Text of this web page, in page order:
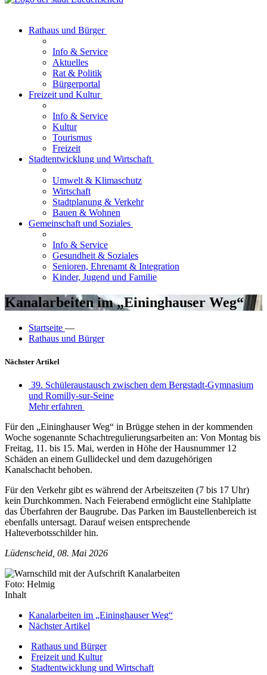
Rathaus und Bürger
Info & Service
Aktuelles
Rat & Politik
Bürgerportal
Freizeit und Kultur
Info & Service
Kultur
Tourismus
Freizeit
Stadtentwicklung und Wirtschaft
Umwelt & Klimaschutz
Wirtschaft
Stadtplanung & Verkehr
Bauen & Wohnen
Gemeinschaft und Soziales
Info & Service
Gesundheit & Soziales
Senioren, Ehrenamt & Integration
Kinder, Jugend und Familie
Kanalarbeiten im „Eininghauser Weg“
Startseite —
Rathaus und Bürger
Nächster Artikel
39. Schüleraustausch zwischen dem Bergstadt-Gymnasium
und Romilly-sur-Seine
Mehr erfahren
Für den „Eininghauser Weg“ in Brügge stehen in der kommenden
Woche sogenannte Schachtregulierungsarbeiten an: Von Montag bis
Freitag, 11. bis 15. Mai, werden in Höhe der Hausnummer 12
Schäden an einem Gullideckel und dem dazugehörigen
Kanalschacht behoben.
Für den Verkehr gibt es während der Arbeitszeiten (7 bis 17 Uhr)
kein Durchkommen. Nach Feierabend ermöglicht eine Stahlplatte
das Überfahren der Baugrube. Das Parken im Baustellenbereich ist
ebenfalls untersagt. Darauf weisen entsprechende
Halteverbotsschilder hin.
Lüdenscheid, 08. Mai 2026
Foto: Helmig
Inhalt
Kanalarbeiten im „Eininghauser Weg“
Nächster Artikel
Rathaus und Bürger
Freizeit und Kultur
Stadtentwicklung und Wirtschaft